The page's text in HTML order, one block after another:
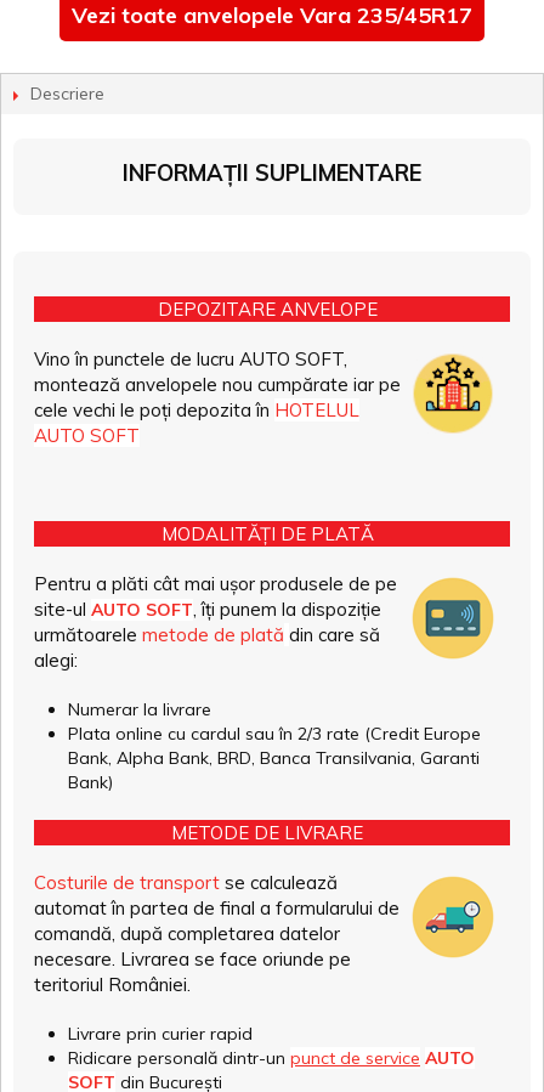
Vezi toate anvelopele Vara 235/45R17
Descriere
INFORMAȚII SUPLIMENTARE
DEPOZITARE ANVELOPE
Vino în punctele de lucru AUTO SOFT,
montează anvelopele nou cumpărate iar pe
cele vechi le poți depozita în HOTELUL
AUTO SOFT
MODALITĂȚI DE PLATĂ
Pentru a plăti cât mai ușor produsele de pe
site-ul AUTO SOFT, îți punem la dispoziție
următoarele metode de plată din care să
alegi:
Numerar la livrare
Plata online cu cardul sau în 2/3 rate (Credit Europe
Bank, Alpha Bank, BRD, Banca Transilvania, Garanti
Bank)
METODE DE LIVRARE
Costurile de transport se calculează
automat în partea de final a formularului de
comandă, după completarea datelor
necesare. Livrarea se face oriunde pe
teritoriul României.
Livrare prin curier rapid
Ridicare personală dintr-un punct de service AUTO
SOFT din București